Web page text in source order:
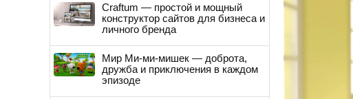
Craftum — простой и мощный
конструктор сайтов для бизнеса и
личного бренда
Мир Ми-ми-мишек — доброта,
дружба и приключения в каждом
эпизоде